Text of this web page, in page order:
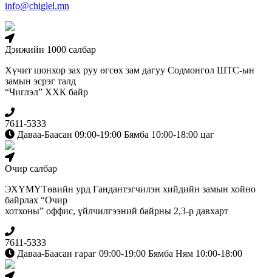
info@chiglel.mn
Дэнжийн 1000 салбар
Хүчит шонхор зах руу өгсөх зам дагуу Содмонгол ШТС-ын
замын эсрэг талд
“Чиглэл” ХХК байр
7611-5333
Даваа-Баасан 09:00-19:00 Бямба 10:00-18:00 цаг
Очир салбар
ЭХҮМҮТөвийн урд Гандантэгчилэн хийдийн замын хойно
байрлах “Очир
хотхоны” оффис, үйлчилгээний байрны 2,3-р давхарт
7611-5333
Даваа-Баасан гараг 09:00-19:00 Бямба Ням 10:00-18:00